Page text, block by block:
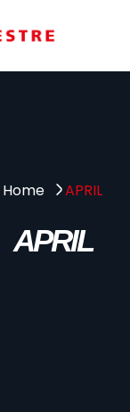
Home APRIL
APRIL